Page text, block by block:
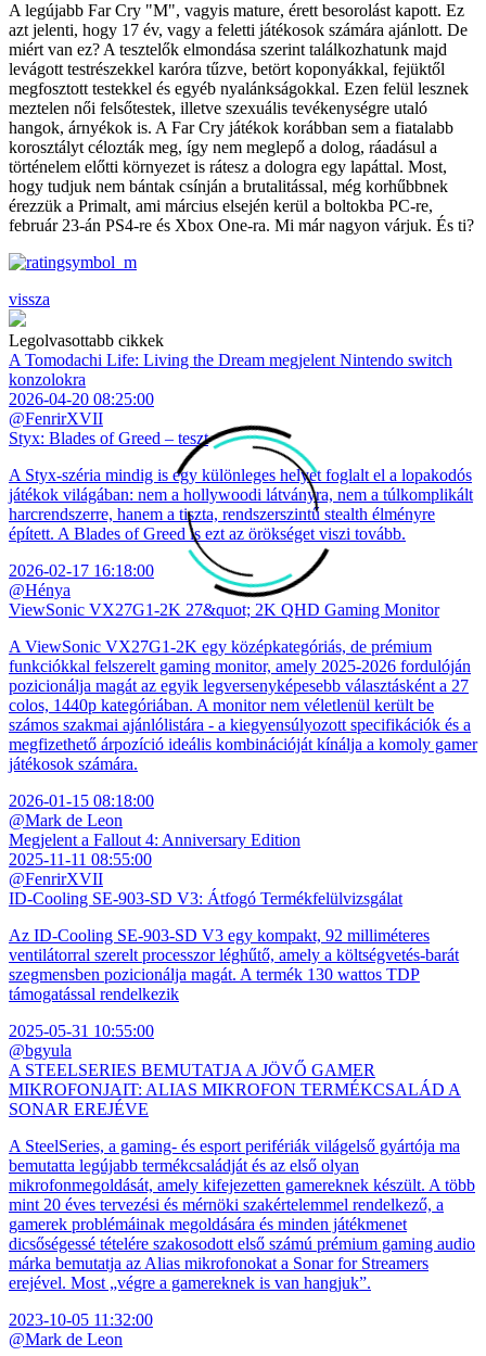
A legújabb Far Cry "M", vagyis mature, érett besorolást kapott. Ez
azt jelenti, hogy 17 év, vagy a feletti játékosok számára ajánlott. De
miért van ez? A tesztelők elmondása szerint találkozhatunk majd
levágott testrészekkel karóra tűzve, betört koponyákkal, fejüktől
megfosztott testekkel és egyéb nyalánkságokkal. Ezen felül lesznek
meztelen női felsőtestek, illetve szexuális tevékenységre utaló
hangok, árnyékok is. A Far Cry játékok korábban sem a fiatalabb
korosztályt célozták meg, így nem meglepő a dolog, ráadásul a
történelem előtti környezet is rátesz a dologra egy lapáttal. Most,
hogy tudjuk nem bántak csínján a brutalitással, még korhűbbnek
érezzük a Primalt, ami március elsején kerül a boltokba PC-re,
február 23-án PS4-re és Xbox One-ra. Mi már nagyon várjuk. És ti?
vissza
Legolvasottabb cikkek
A Tomodachi Life: Living the Dream megjelent Nintendo switch
konzolokra
2026-04-20 08:25:00
@FenrirXVII
Styx: Blades of Greed – teszt
A Styx-széria mindig is egy különleges helyet foglalt el a lopakodós
játékok világában: nem a hollywoodi látványra, nem a túlkomplikált
harcrendszerre, hanem a tiszta, rendszerszintű stealth élményre
épített. A Blades of Greed is ezt az örökséget viszi tovább.
2026-02-17 16:18:00
@Hénya
ViewSonic VX27G1-2K 27&quot; 2K QHD Gaming Monitor
A ViewSonic VX27G1-2K egy középkategóriás, de prémium
funkciókkal felszerelt gaming monitor, amely 2025-2026 fordulóján
pozicionálja magát az egyik legversenyképesebb választásként a 27
colos, 1440p kategóriában. A monitor nem véletlenül került be
számos szakmai ajánlólistára - a kiegyensúlyozott specifikációk és a
megfizethető árpozíció ideális kombinációját kínálja a komoly gamer
játékosok számára.
2026-01-15 08:18:00
@Mark de Leon
Megjelent a Fallout 4: Anniversary Edition
2025-11-11 08:55:00
@FenrirXVII
ID-Cooling SE-903-SD V3: Átfogó Termékfelülvizsgálat
Az ID-Cooling SE-903-SD V3 egy kompakt, 92 milliméteres
ventilátorral szerelt processzor léghűtő, amely a költségvetés-barát
szegmensben pozicionálja magát. A termék 130 wattos TDP
támogatással rendelkezik
2025-05-31 10:55:00
@bgyula
A STEELSERIES BEMUTATJA A JÖVŐ GAMER
MIKROFONJAIT: ALIAS MIKROFON TERMÉKCSALÁD A
SONAR EREJÉVE
A SteelSeries, a gaming- és esport perifériák világelső gyártója ma
bemutatta legújabb termékcsaládját és az első olyan
mikrofonmegoldását, amely kifejezetten gamereknek készült. A több
mint 20 éves tervezési és mérnöki szakértelemmel rendelkező, a
gamerek problémáinak megoldására és minden játékmenet
dicsőségessé tételére szakosodott első számú prémium gaming audio
márka bemutatja az Alias mikrofonokat a Sonar for Streamers
erejével. Most „végre a gamereknek is van hangjuk”.
2023-10-05 11:32:00
@Mark de Leon